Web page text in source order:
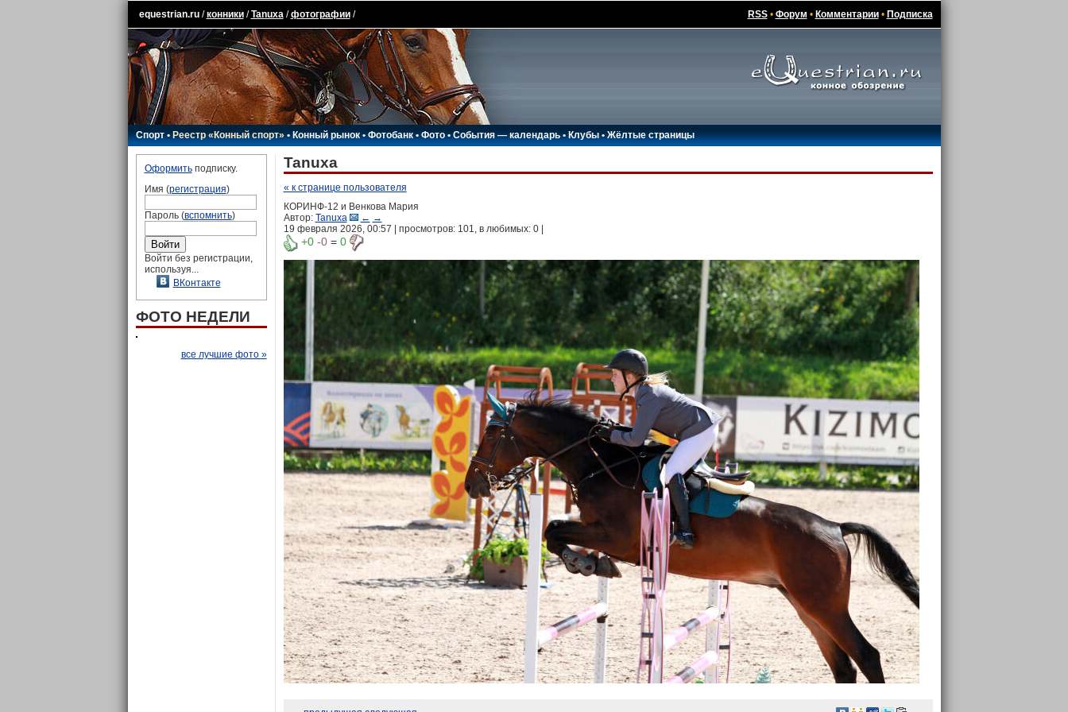
equestrian.ru/конники/Tanuxa/фотографии/ RSS• Форум • Комментарии• Подписка
Спорт•Реестр «Конный спорт»•Конный рынок•Фотобанк •Фото•События — календарь•Клубы •Жёлтые страницы
Оформитьподписку.
Имя (регистрация)
Пароль (вспомнить)
Войти без регистрации,
используя...
ВКонтакте
ФОТО НЕДЕЛИ
все лучшие фото »
Tanuxa
« к странице пользователя
КОРИНФ-12 и Венкова Мария
Автор: Tanuxa ← →
19 февраля 2026, 00:57 | просмотров: 101, в любимых: 0|
+0 -0= 0